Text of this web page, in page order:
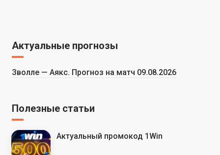
Актуальные прогнозы
Зволле — Аякс. Прогноз на матч 09.08.2026
Полезные статьи
Актуальный промокод 1Win